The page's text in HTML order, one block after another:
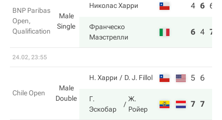
BNP Paribas
Open,
Qualification
Male
Single
Николас Харри 4 6 6
Франческо
Маэстрелли
6 4 7
24.02, 23:55
Chile Open
Male
Double
Н. Харри D. J. Fillol 5 6
Г.
Эскобар
Ж.
Ройер
7 7